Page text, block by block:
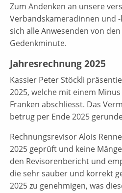
Zum Andenken an unsere
Verbandskameradinnen und
sich alle Anwesenden von
Gedenkminute.
Jahresrechnung 2025
Kassier Peter Stöckli
2025, welche mit einem
Franken abschliesst. Das
betrug per Ende 2025
Rechnungsrevisor Alois
2025 geprüft und keine
den Revisorenbericht und
die sehr sauber und korrekt
2025 zu genehmigen, was